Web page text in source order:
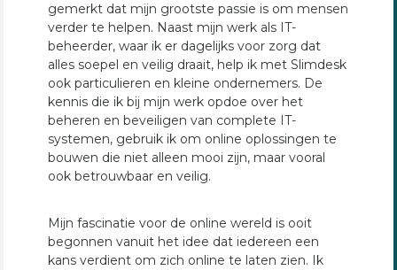
gemerkt dat mijn grootste passie is om mensen
verder te helpen. Naast mijn werk als IT-
beheerder, waar ik er dagelijks voor zorg dat
alles soepel en veilig draait, help ik met Slimdesk
ook particulieren en kleine ondernemers. De
kennis die ik bij mijn werk opdoe over het
beheren en beveiligen van complete IT-
systemen, gebruik ik om online oplossingen te
bouwen die niet alleen mooi zijn, maar vooral
ook betrouwbaar en veilig.
Mijn fascinatie voor de online wereld is ooit
begonnen vanuit het idee dat iedereen een
kans verdient om zich online te laten zien. Ik